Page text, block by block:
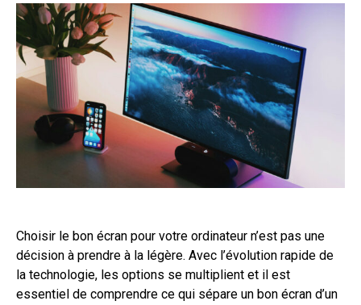
Choisir le bon écran pour votre ordinateur n’est pas une
décision à prendre à la légère. Avec l’évolution rapide de
la technologie, les options se multiplient et il est
essentiel de comprendre ce qui sépare un bon écran d’un